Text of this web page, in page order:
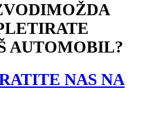
MOŽDA
AUTOMOBIL?
NAS NA